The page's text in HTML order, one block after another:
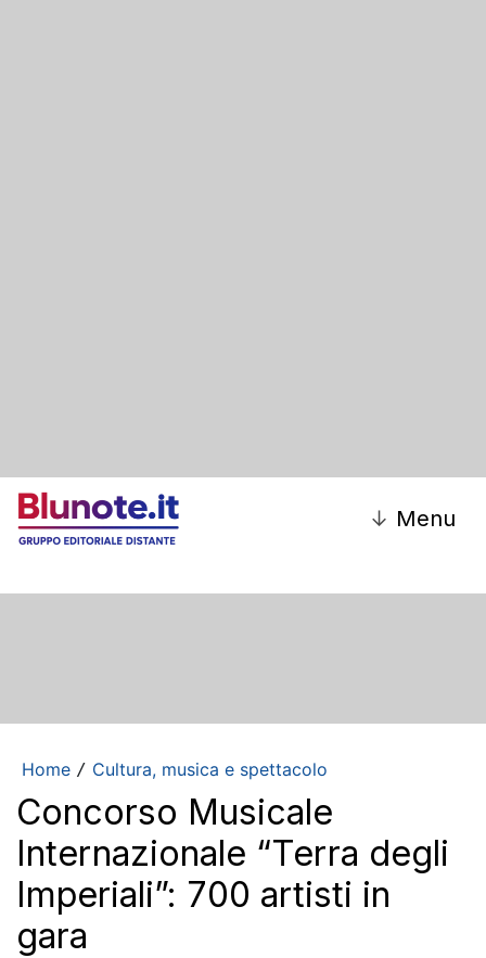
↓ Menu
Home / Cultura, musica e spettacolo
Concorso Musicale
Internazionale “Terra degli
Imperiali”: 700 artisti in
gara